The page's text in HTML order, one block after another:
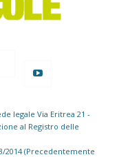
legale Via Eritrea 21 -
al Registro delle
2014 (Precedentemente